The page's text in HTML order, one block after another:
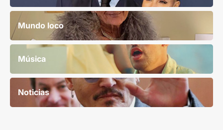
Mundo loco
Música
Noticias